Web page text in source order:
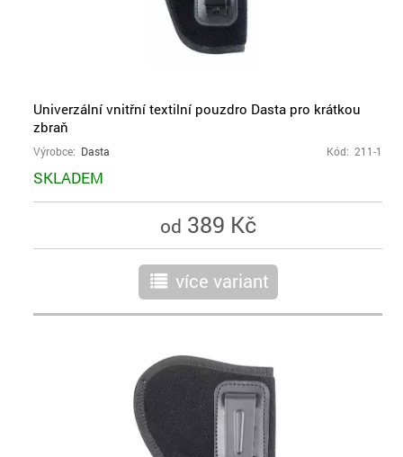
Univerzální vnitřní textilní pouzdro Dasta pro krátkou
zbraň
Výrobce: Dasta Kód: 211-1
SKLADEM
od 389 Kč
r více variant